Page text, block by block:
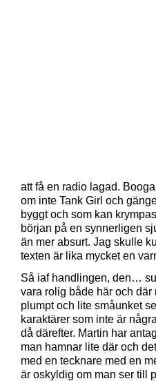
att få en radio lagad.
om inte Tank Girl och
byggt och som kan
början på en synnerligen
än mer absurt. Jag skulle
texten är lika mycket en
Så iaf handlingen, den…
vara rolig både här och där
plumpt och lite småunket
karaktärer som inte är
då därefter. Martin har
man hamnar lite där och
med en tecknare med en
är oskyldig om man ser till